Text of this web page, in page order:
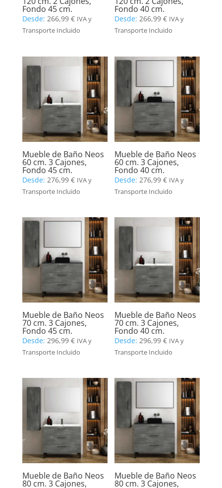
Fondo 45 cm.
Desde: 266,99 € IVA y
Transporte Incluido
Fondo 40 cm.
Desde:266,99€ IVA y
Transporte Incluido
Mueble de Baño Neos
60 cm. 3 Cajones,
Fondo 45 cm.
Desde: 276,99 € IVA y
Transporte Incluido
Mueble de Baño Neos
60 cm. 3 Cajones,
Fondo 40 cm.
Desde: 276,99€ IVA y
Transporte Incluido
Mueble de Baño Neos
70 cm. 3 Cajones,
Fondo 45 cm.
Desde: 296,99 € IVA y
Transporte Incluido
Mueble de Baño Neos
70 cm. 3 Cajones,
Fondo 40 cm.
Desde:296,99€ IVA y
Transporte Incluido
Mueble de Baño Neos
80 cm. 3 Cajones,
Mueble de Baño Neos
80 cm. 3 Cajones,